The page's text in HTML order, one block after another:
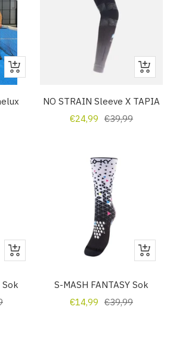
Snelle
weergave
Snelle
NO STRAIN Sleeve X TAPIA
Verkoopprijs
€24,99 Normale
€39,99
Snelle
weergave
Sok
Snelle
S-MASH FANTASY Sok
Verkoopprijs
€14,99 Normale
€39,99